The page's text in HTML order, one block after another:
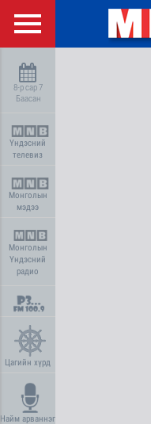
8-р сар 7
Баасан
Үндэсний
телевиз
Монголын
мэдээ
Монголын
Үндэсний
радио
Цагийн хүрд
Найм арваннэг